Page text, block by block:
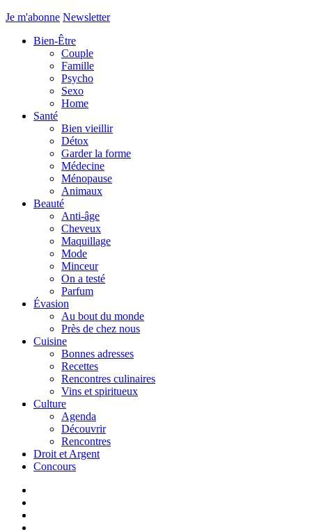
Je m'abonne Newsletter
Bien-Être
Couple
Famille
Psycho
Sexo
Home
Santé
Bien vieillir
Détox
Garder la forme
Médecine
Ménopause
Animaux
Beauté
Anti-âge
Cheveux
Maquillage
Mode
Minceur
On a testé
Parfum
Évasion
Au bout du monde
Près de chez nous
Cuisine
Bonnes adresses
Recettes
Rencontres culinaires
Vins et spiritueux
Culture
Agenda
Découvrir
Rencontres
Droit et Argent
Concours